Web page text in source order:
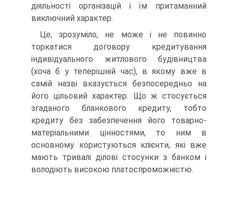
діяльності організацій і їм притаманний
виключний характер.
Це, зрозуміло, не може і не повинно
торкатися договору кредитування
індивідуального житлового будівництва
(хоча б у теперішній час), в якому вже в
самій назві вказується безпосередньо на
його цільовий характер. Що ж стосується
згаданого бланкового кредиту, тобто
кредиту без забезпечення його товарно-
матеріальними цінностями, то ним в
основному користуються клієнти, які вже
мають тривалі ділові стосунки з банком і
володіють високою платоспроможністю.